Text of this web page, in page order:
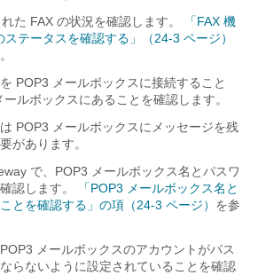
た FAX の状況を確認します。
「FAX 機
テータスを確認する」（24-3 ページ）
POP3 メールボックスに接続すること
ルボックスにあることを確認します。
POP3 メールボックスにメッセージを残
があります。
で、POP3 メールボックス名とパスワ
認します。
「POP3 メールボックス名と
とを確認する」の項（24-3 ページ） を参
メールボックスのアカウントがパス
らないように設定されていることを確認